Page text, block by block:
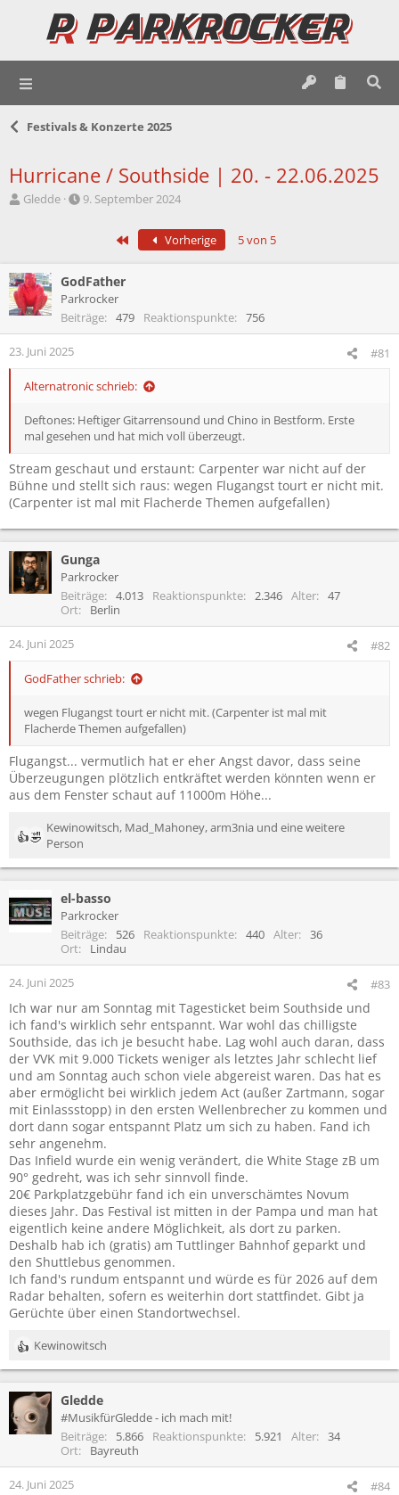
Festivals & Konzerte 2025
Hurricane / Southside | 20. - 22.06.2025
E
l
l
e
Gledde
E
l
l
a
9. September 2024
Erste Vorherige 5 von 5
GodFather
Parkrocker
Beiträge
479 Reaktionspunkte 756
23. Juni 2025 #81
Alternatronic schrieb:
Deftones: Heftiger Gitarrensound und Chino in Bestform. Erste
mal gesehen und hat mich voll überzeugt.
Stream geschaut und erstaunt: Carpenter war nicht auf der
Bühne und stellt sich raus: wegen Flugangst tourt er nicht mit.
(Carpenter ist mal mit Flacherde Themen aufgefallen)
Gunga
Parkrocker
Beiträge
4.013 Reaktionspunkte 2.346 Alter
47
Ort
Berlin
24. Juni 2025 #82
GodFather schrieb:
wegen Flugangst tourt er nicht mit. (Carpenter ist mal mit
Flacherde Themen aufgefallen)
Flugangst... vermutlich hat er eher Angst davor, dass seine
Überzeugungen plötzlich entkräftet werden könnten wenn er
aus dem Fenster schaut auf 11000m Höhe...
R
a
t
i
e
n
:
Kewinowitsch, Mad_Mahoney,arm3nia und eine weitere
Person
el-basso
Parkrocker
Beiträge
526 Reaktionspunkte 440 Alter
36
Ort
Lindau
24. Juni 2025 #83
Ich war nur am Sonntag mit Tagesticket beim Southside und
ich fand's wirklich sehr entspannt. War wohl das chilligste
Southside, das ich je besucht habe. Lag wohl auch daran, dass
der VVK mit 9.000 Tickets weniger als letztes Jahr schlecht lief
und am Sonntag auch schon viele abgereist waren. Das hat es
aber ermöglicht bei wirklich jedem Act (außer Zartmann, sogar
mit Einlassstopp) in den ersten Wellenbrecher zu kommen und
dort dann sogar entspannt Platz um sich zu haben. Fand ich
sehr angenehm.
Das Infield wurde ein wenig verändert, die White Stage zB um
90° gedreht, was ich sehr sinnvoll finde.
20€ Parkplatzgebühr fand ich ein unverschämtes Novum
dieses Jahr. Das Festival ist mitten in der Pampa und man hat
eigentlich keine andere Möglichkeit, als dort zu parken.
Deshalb hab ich (gratis) am Tuttlinger Bahnhof geparkt und
den Shuttlebus genommen.
Ich fand's rundum entspannt und würde es für 2026 auf dem
Radar behalten, sofern es weiterhin dort stattfindet. Gibt ja
Gerüchte über einen Standortwechsel.
R
e
k
t
i
n
e
Kewinowitsch
Gledde
#MusikfürGledde - ich mach mit!
Beiträge
5.866 Reaktionspunkte 5.921 Alter
34
Ort
Bayreuth
24. Juni 2025 #84